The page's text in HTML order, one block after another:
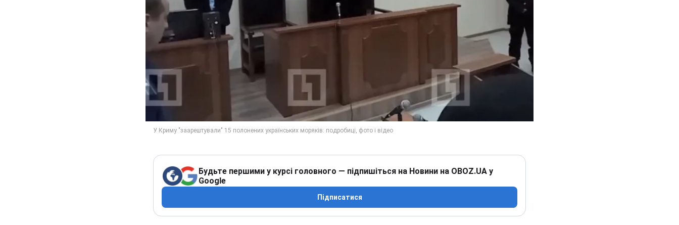
Будьте першими у курсі головного — підпишіться на Новини на OBOZ.UA у
Google
Підписатися